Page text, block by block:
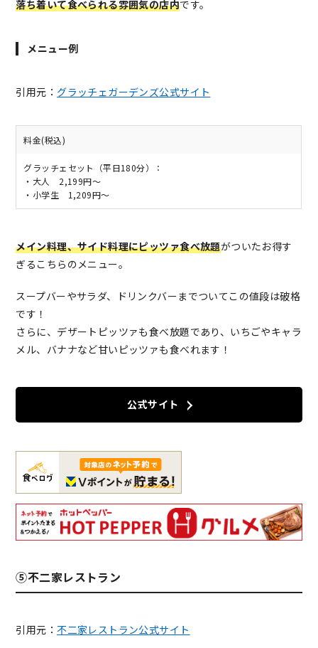
落ち着いて食べられる雰囲気の店内です。
メニュー例
引用元： グラッチェガーデンズ公式サイト
料金(税込)
グラッチェセット（平日180分）：
・大人 2,199円～
・小学生 1,209円～
メイン料理、サイド料理にピッツァ食べ放題がついたお得す
ぎるこちらのメニュー。
スープバーやサラダ、ドリンクバーまでついてこの値段は破格
です！
さらに、デザートピッツァも食べ放題であり、いちごやキャラ
メル、バナナなど甘いピッツァも食べれます！
公式サイト
⑤不二家レストラン
引用元：不二家レストラン公式サイト